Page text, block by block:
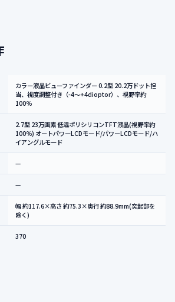
カラー液晶ビューファインダー 0.2型 20.2万ドット担
当、視度調整付き（-4～+4dioptor）、視野率約
100％
2.7型 23万画素 低温ポリシリコンTFT液晶(視野率約
100％) オートパワーLCDモード/パワーLCDモード/ハ
イアングルモード
—
—
幅 約117.6×高さ 約75.3×奥行 約88.9mm(突起部を
除く)
370